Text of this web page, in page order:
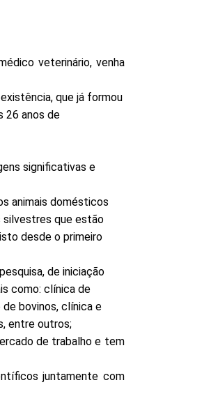
veterinário, venha
que já formou
26 anos de
significativas e
animais domésticos
silvestres que estão
desde o primeiro
de iniciação
como: clínica de
de bovinos, clínica e
entre outros;
de trabalho e tem
juntamente com